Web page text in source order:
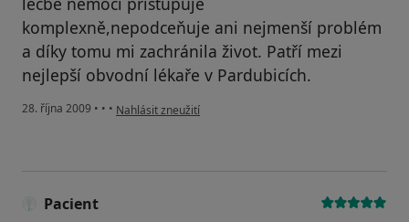
komplexně,nepodceňuje ani nejmenší problém
a díky tomu mi zachránila život. Patří mezi
nejlepší obvodní lékaře v Pardubicích.
28. října 2009 • • • podle názoru uživatele Váš účet byl odstraněn
Nahlásit zneužití
Pacient